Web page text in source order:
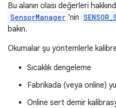
Bu alanın olası değerleri
SensorManager 'nin
bakın.
Okumalar şu yöntemlerle
Sıcaklık dengeleme
Fabrikada (veya online)
Online sert demir